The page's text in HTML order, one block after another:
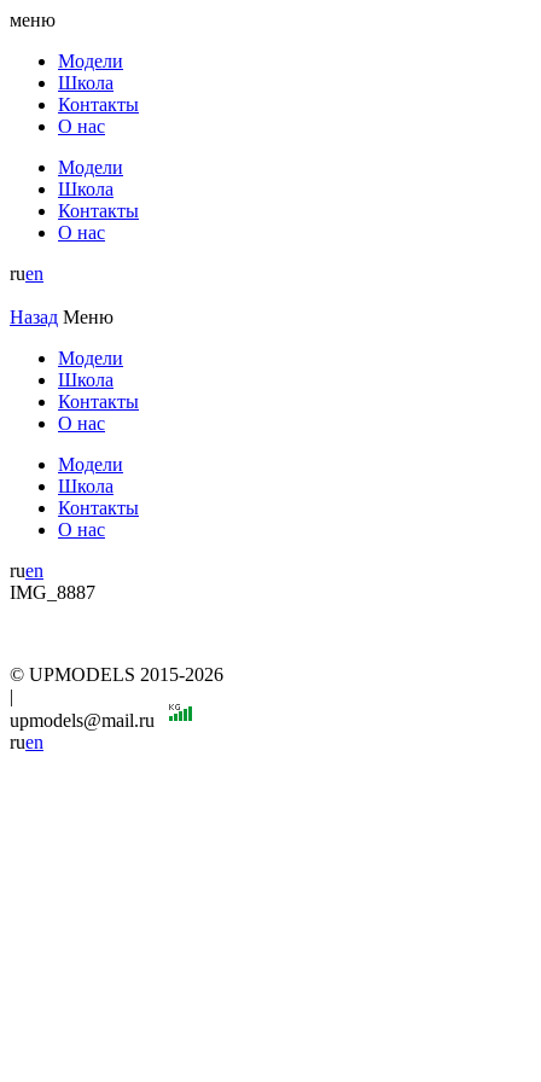
меню
Модели
Школа
Контакты
О нас
Модели
Школа
Контакты
О нас
ruen
Назад Меню
Модели
Школа
Контакты
О нас
Модели
Школа
Контакты
О нас
ruen
IMG_8887
© UPMODELS 2015-2026
|
upmodels@mail.ru
ruen